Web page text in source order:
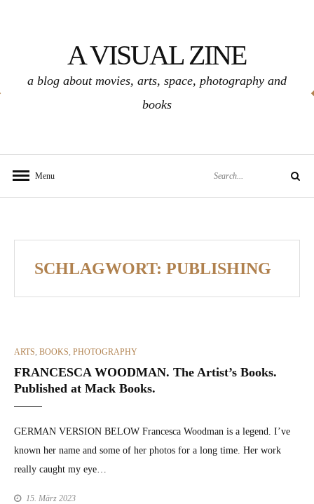
A VISUAL ZINE
a blog about movies, arts, space, photography and
books
Menu Search
SCHLAGWORT: PUBLISHING
CATEGORIES
ARTS, BOOKS, PHOTOGRAPHY
FRANCESCA WOODMAN. The Artist’s Books.
Published at Mack Books.
GERMAN VERSION BELOW Francesca Wood­man is a leg­end. I’ve
known her name and some of her pho­tos for a long time. Her work
real­ly caught my eye…
15. März 2023